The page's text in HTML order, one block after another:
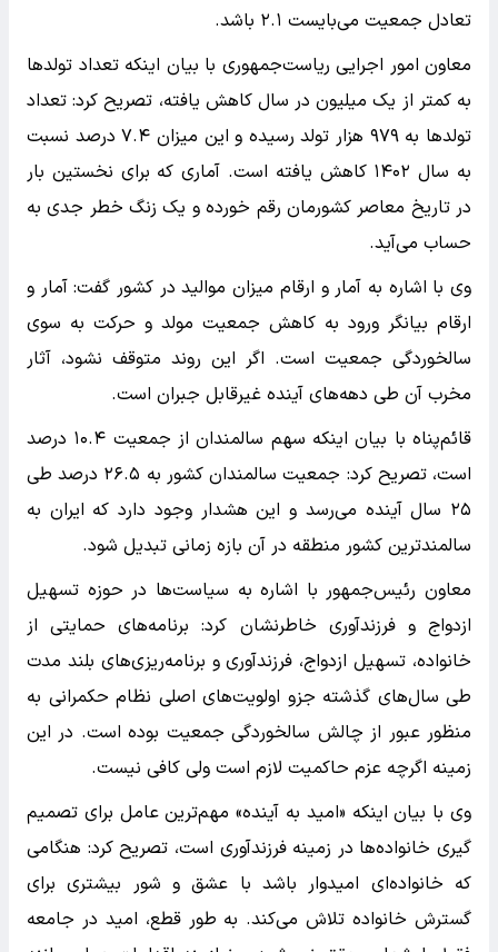
تعادل جمعیت می‌بایست ۲.۱ باشد.
معاون امور اجرایی ریاست‌جمهوری با بیان اینکه تعداد تولدها
به کمتر از یک میلیون در سال کاهش یافته، تصریح کرد: تعداد
تولدها به ۹۷۹ هزار تولد رسیده و این میزان ۷.۴ درصد نسبت
به سال ۱۴۰۲ کاهش یافته است. آماری که برای نخستین بار
در تاریخ معاصر کشورمان رقم خورده و یک زنگ خطر جدی به
حساب می‌آید.
وی با اشاره به آمار و ارقام میزان موالید در کشور گفت: آمار و
ارقام بیانگر ورود به کاهش جمعیت مولد و حرکت به سوی
سالخوردگی جمعیت است. اگر این روند متوقف نشود، آثار
مخرب آن طی دهه‌های آینده غیرقابل جبران است.
قائم‌پناه با بیان اینکه سهم سالمندان از جمعیت ۱۰.۴ درصد
است، تصریح کرد: جمعیت سالمندان کشور به ۲۶.۵ درصد طی
۲۵ سال آینده می‌رسد و این هشدار وجود دارد که ایران به
سالمندترین کشور منطقه در آن بازه زمانی تبدیل شود.
معاون رئیس‌جمهور با اشاره به سیاست‌ها در حوزه تسهیل
ازدواج و فرزندآوری خاطرنشان کرد: برنامه‌های حمایتی از
خانواده، تسهیل ازدواج، فرزندآوری و برنامه‌ریزی‌های بلند مدت
طی سال‌های گذشته جزو اولویت‌های اصلی نظام حکمرانی به
منظور عبور از چالش سالخوردگی جمعیت بوده است. در این
زمینه اگرچه عزم حاکمیت لازم است ولی کافی نیست.
وی با بیان اینکه «امید به آینده» مهم‌ترین عامل برای تصمیم
گیری خانواده‌ها در زمینه فرزندآوری است، تصریح کرد: هنگامی
که خانواده‌ای امیدوار باشد با عشق و شور بیشتری برای
گسترش خانواده تلاش می‌کند. به طور قطع، امید در جامعه